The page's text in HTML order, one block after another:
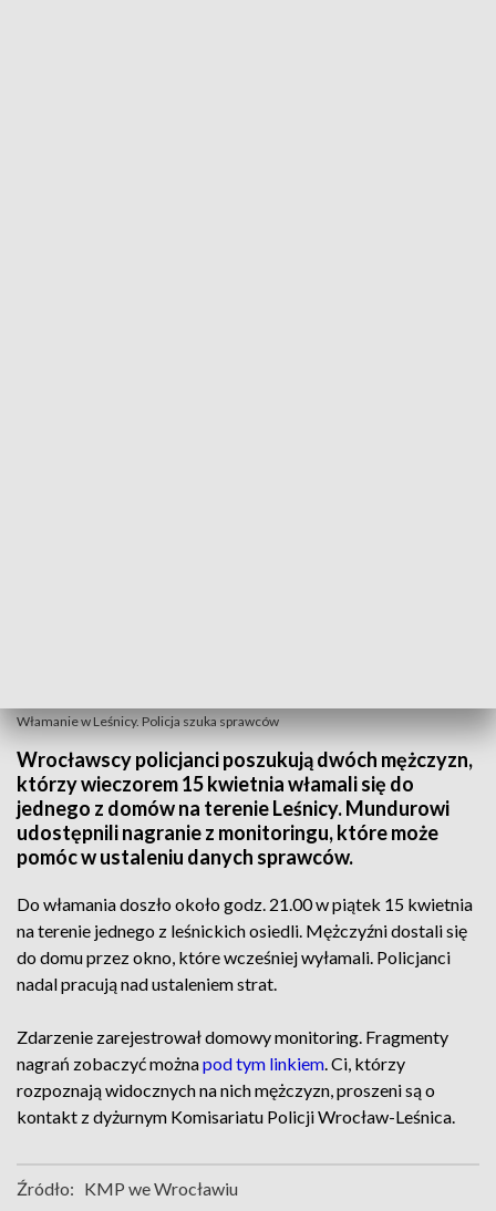
Włamanie w Leśnicy. Policja szuka sprawców
Wrocławscy policjanci poszukują dwóch mężczyzn,
którzy wieczorem 15 kwietnia włamali się do
jednego z domów na terenie Leśnicy. Mundurowi
udostępnili nagranie z monitoringu, które może
pomóc w ustaleniu danych sprawców.
Do włamania doszło około godz. 21.00 w piątek 15 kwietnia
na terenie jednego z leśnickich osiedli. Mężczyźni dostali się
do domu przez okno, które wcześniej wyłamali. Policjanci
nadal pracują nad ustaleniem strat.
Zdarzenie zarejestrował domowy monitoring. Fragmenty
nagrań zobaczyć możnapod tym linkiem. Ci, którzy
rozpoznają widocznych na nich mężczyzn, proszeni są o
kontakt z dyżurnym Komisariatu Policji Wrocław-Leśnica.
Źródło: KMP we Wrocławiu